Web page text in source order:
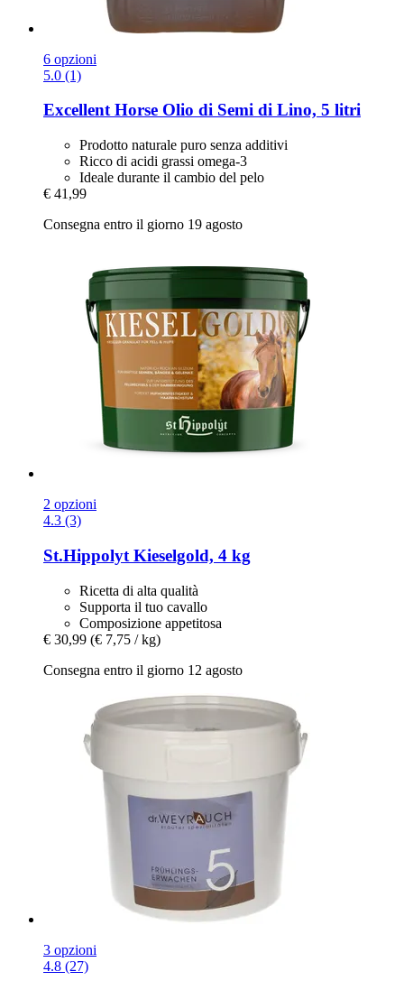
6 opzioni
5.0 (1)
Excellent Horse Olio di Semi di Lino, 5 litri
Prodotto naturale puro senza additivi
Ricco di acidi grassi omega-3
Ideale durante il cambio del pelo
€ 41,99
Consegna entro il giorno 19 agosto
2 opzioni
4.3 (3)
St.Hippolyt Kieselgold, 4 kg
Ricetta di alta qualità
Supporta il tuo cavallo
Composizione appetitosa
€ 30,99 (€ 7,75 / kg)
Consegna entro il giorno 12 agosto
3 opzioni
4.8 (27)